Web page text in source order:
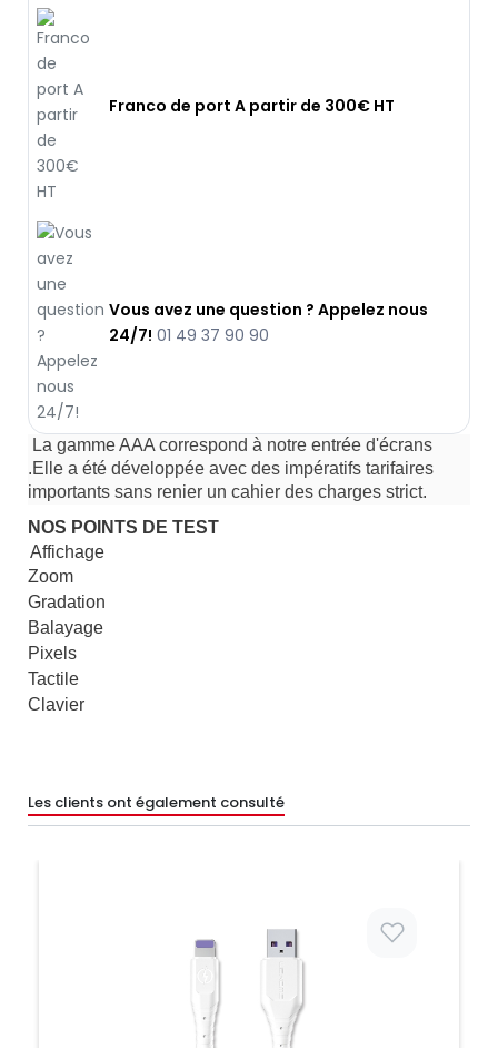
Franco de port A partir de 300€ HT
Vous avez une question ? Appelez nous
24/7! 01 49 37 90 90
La gamme AAA correspond à notre entrée d'écrans
.Elle a été développée avec des impératifs tarifaires
importants sans renier un cahier des charges strict.
NOS POINTS DE TEST
Affichage
Zoom
Gradation
Balayage
Pixels
Tactile
Clavier
Les clients ont également consulté